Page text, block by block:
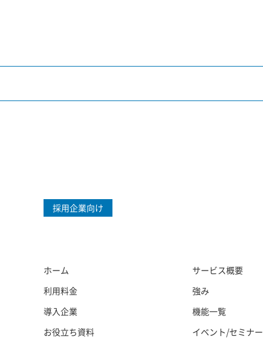
採用企業向け
ホーム
利用料金
導入企業
お役立ち資料
サービス概要
強み
機能一覧
イベント/セミナー